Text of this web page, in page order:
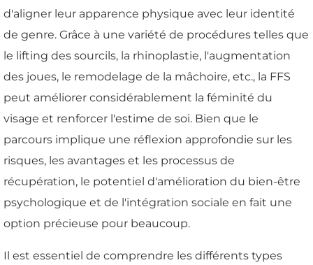
d'aligner leur apparence physique avec leur identité
de genre. Grâce à une variété de procédures telles que
le lifting des sourcils, la rhinoplastie, l'augmentation
des joues, le remodelage de la mâchoire, etc., la FFS
peut améliorer considérablement la féminité du
visage et renforcer l'estime de soi. Bien que le
parcours implique une réflexion approfondie sur les
risques, les avantages et les processus de
récupération, le potentiel d'amélioration du bien-être
psychologique et de l'intégration sociale en fait une
option précieuse pour beaucoup.
Il est essentiel de comprendre les différents types